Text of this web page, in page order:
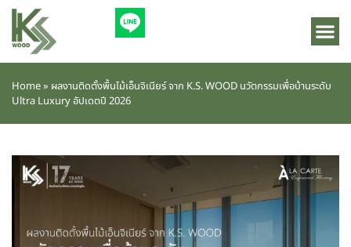
Home» ผลงานติดตั้งพื้นไม้เอ็นจิเนียร์ จาก K.S. WOOD นวัตกรรมเพื่อบ้านระดับ
Ultra Luxury อัปเดตปี 2026